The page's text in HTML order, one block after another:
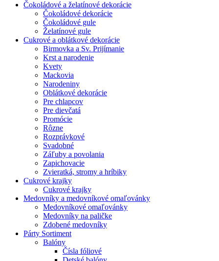
Čokoládové a želatínové dekorácie
Čokoládové dekorácie
Čokoládové gule
Želatínové gule
Cukrové a oblátkové dekorácie
Birmovka a Sv. Prijímanie
Krst a narodenie
Kvety
Mackovia
Narodeniny
Oblátkové dekorácie
Pre chlapcov
Pre dievčatá
Promócie
Rôzne
Rozprávkové
Svadobné
Záľuby a povolania
Zapichovacie
Zvieratká, stromy a hríbiky
Cukrové krajky
Cukrové krajky
Medovníky a medovníkové omaľovánky
Medovníkové omaľovánky
Medovníky na paličke
Zdobené medovníky
Párty Sortiment
Balóny
Čísla fóliové